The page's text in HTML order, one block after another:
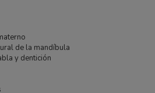
de la mandíbula
y dentición